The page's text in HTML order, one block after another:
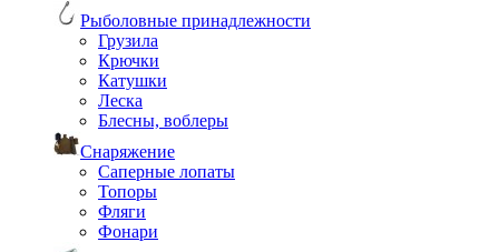
Рыболовные принадлежности
Грузила
Крючки
Катушки
Леска
Блесны, воблеры
Снаряжение
Саперные лопаты
Топоры
Фляги
Фонари